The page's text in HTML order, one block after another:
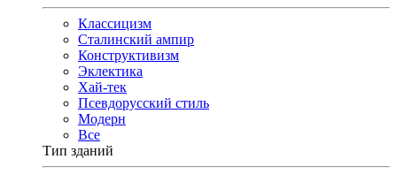
Классицизм
Сталинский ампир
Конструктивизм
Эклектика
Хай-тек
Псевдорусский стиль
Модерн
Все
Тип зданий